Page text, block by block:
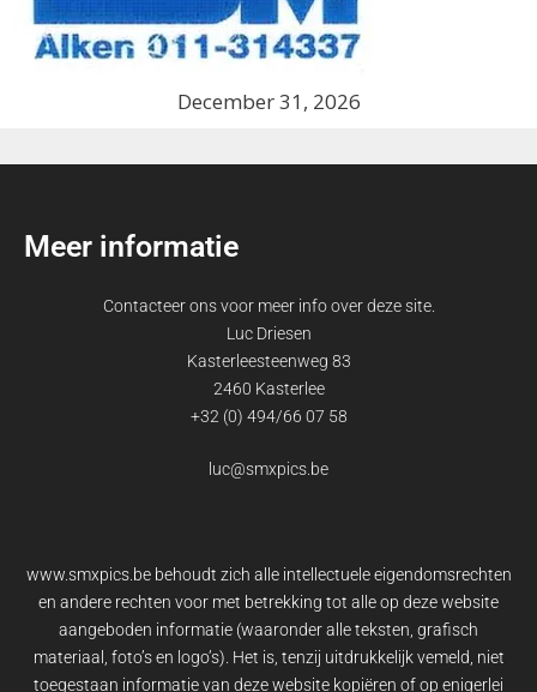
December 31, 2026
Meer informatie
Contacteer ons voor meer info over deze site.
Luc Driesen
Kasterleesteenweg 83
2460 Kasterlee
+32 (0) 494/66 07 58
luc@smxpics.be
www.smxpics.be behoudt zich alle intellectuele eigendomsrechten
en andere rechten voor met betrekking tot alle op deze website
aangeboden informatie (waaronder alle teksten, grafisch
materiaal, foto’s en logo’s). Het is, tenzij uitdrukkelijk vemeld, niet
toegestaan informatie van deze website kopiëren of op enigerlei